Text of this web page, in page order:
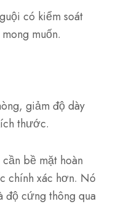
có kiểm soát
muốn.
giảm độ dày
thước.
bề mặt hoàn
chính xác hơn. Nó
độ cứng thông qua